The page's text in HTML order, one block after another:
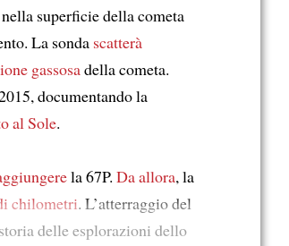
nella superficie della cometa
La sonda scatterà
gassosadella cometa.
documentando la
al Sole.
la 67P. Da allora, la
chilometri. L’atterraggio del
delle esplorazioni dello